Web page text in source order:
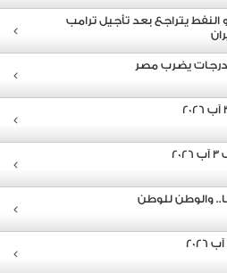
النفط يتراجع بعد تأجيل ترامب